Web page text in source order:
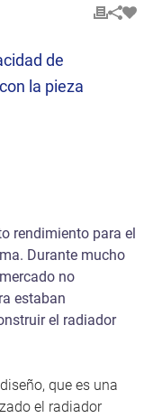
de
la pieza
rendimiento para el
Durante mucho
no
estaban
el radiador
que es una
el radiador